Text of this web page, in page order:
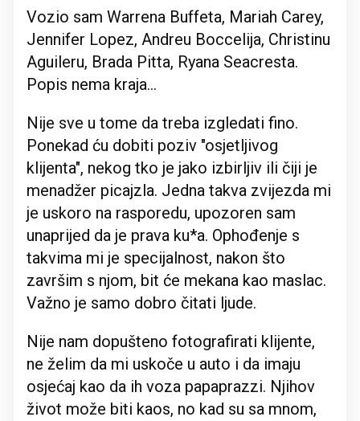
Vozio sam Warrena Buffeta, Mariah Carey,
Jennifer Lopez, Andreu Boccelija, Christinu
Aguileru, Brada Pitta, Ryana Seacresta.
Popis nema kraja...
Nije sve u tome da treba izgledati fino.
Ponekad ću dobiti poziv "osjetljivog
klijenta", nekog tko je jako izbirljiv ili čiji je
menadžer picajzla. Jedna takva zvijezda mi
je uskoro na rasporedu, upozoren sam
unaprijed da je prava ku*a. Ophođenje s
takvima mi je specijalnost, nakon što
završim s njom, bit će mekana kao maslac.
Važno je samo dobro čitati ljude.
Nije nam dopušteno fotografirati klijente,
ne želim da mi uskoče u auto i da imaju
osjećaj kao da ih voza papaprazzi. Njihov
život može biti kaos, no kad su sa mnom,